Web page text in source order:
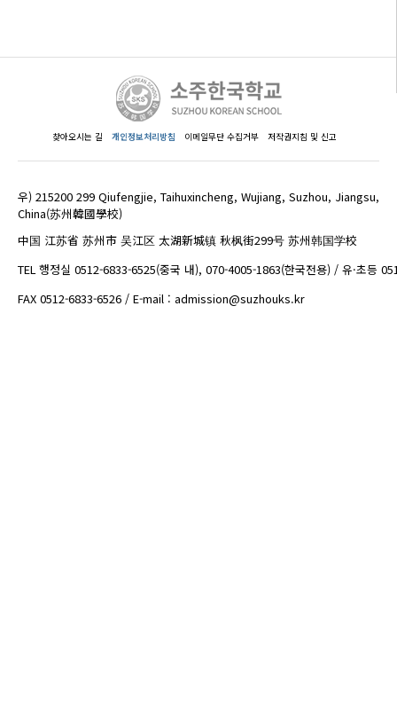
찾아오시는 길 개인정보처리방침 이메일무단 수집거부 저작권지침 및 신고
우) 215200 299 Qiufengjie, Taihuxincheng, Wujiang, Suzhou, Jiangsu,
China(苏州韓國學校)
中国 江苏省 苏州市 吴江区 太湖新城镇 秋枫街299号 苏州韩国学校
TEL 행정실 0512-6833-6525(중국 내), 070-4005-1863(한국전용) / 유·초등
FAX 0512-6833-6526 / E-mail : admission@suzhouks.kr